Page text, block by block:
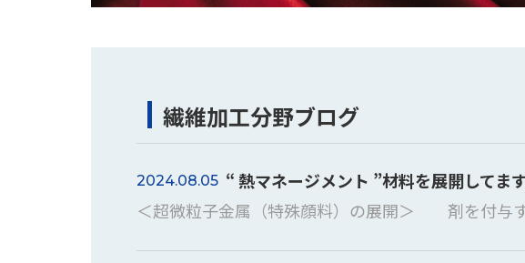
繊維加工分野ブログ
2024.08.05 “ 熱マネージメント ”材料を展開してます
＜超微粒子金属（特殊顔料）の展開＞ 剤を付与